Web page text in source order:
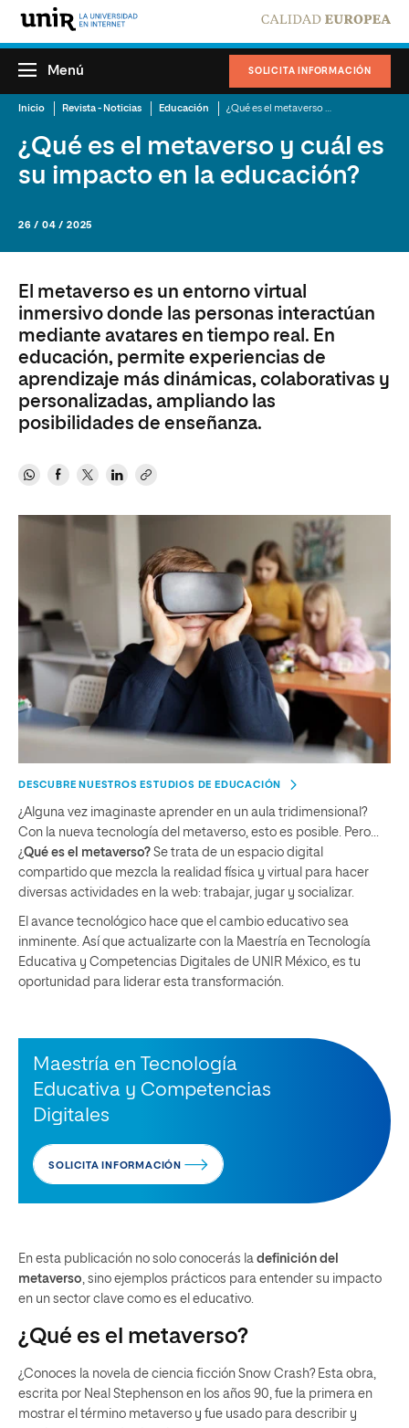
SOLICITA INFORMACIÓN
Menú
Inicio Revista - Noticias Educación
¿Qué es el metaverso y cuál es
su impacto en la educación?
26 / 04 / 2025
El metaverso es un entorno virtual
inmersivo donde las personas interactúan
mediante avatares en tiempo real. En
educación, permite experiencias de
aprendizaje más dinámicas, colaborativas y
personalizadas, ampliando las
posibilidades de enseñanza.
DESCUBRE NUESTROS ESTUDIOS DE EDUCACIÓN
¿Alguna vez imaginaste aprender en un aula tridimensional?
Con la nueva tecnología del metaverso, esto es posible. Pero…
¿Qué es el metaverso? Se trata de un espacio digital
compartido que mezcla la realidad física y virtual para hacer
diversas actividades en la web: trabajar, jugar y socializar.
El avance tecnológico hace que el cambio educativo sea
inminente. Así que actualizarte con la Maestría en Tecnología
Educativa y Competencias Digitales de UNIR México, es tu
oportunidad para liderar esta transformación.
Maestría en Tecnología
Educativa y Competencias
Digitales
SOLICITA INFORMACIÓN
En esta publicación no solo conocerás la definición del
metaverso, sino ejemplos prácticos para entender su impacto
en un sector clave como es el educativo.
¿Qué es el metaverso?
¿Conoces la novela de ciencia ficción Snow Crash? Esta obra,
escrita por Neal Stephenson en los años 90, fue la primera en
mostrar el término metaverso y fue usado para describir y